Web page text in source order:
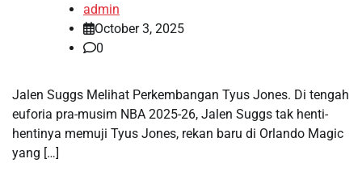
admin
October 3, 2025
0
Jalen Suggs Melihat Perkembangan Tyus Jones. Di tengah
euforia pra-musim NBA 2025-26, Jalen Suggs tak henti-
hentinya memuji Tyus Jones, rekan baru di Orlando Magic
yang […]